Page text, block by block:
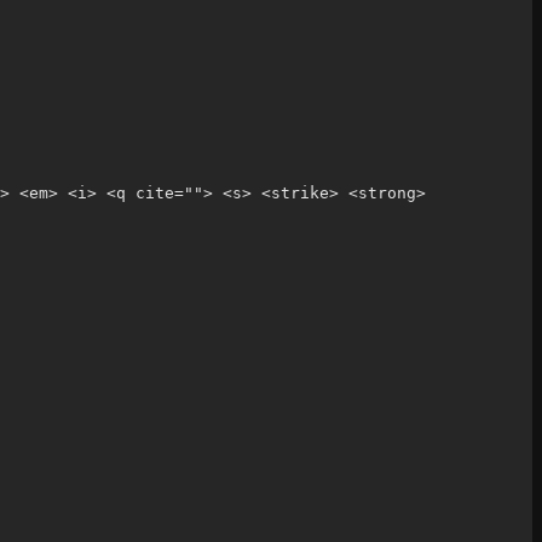
<i> <q cite=""> <s> <strike> <strong>